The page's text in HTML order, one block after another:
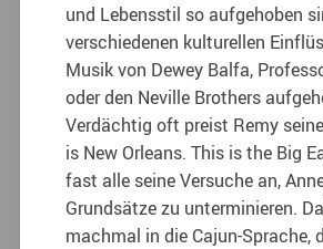
und Lebensstil so aufgehoben
verschiedenen kulturellen
Musik von Dewey Balfa,
oder den Neville Brothers
Verdächtig oft preist Remy
is New Orleans. This is the Big
fast alle seine Versuche an,
Grundsätze zu unterminieren.
machmal in die Cajun-Sprache,